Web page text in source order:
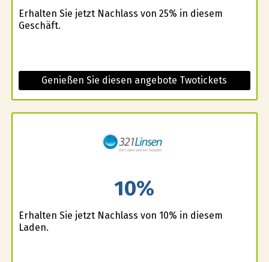
Erhalten Sie jetzt Nachlass von 25% in diesem
Geschäft.
Genießen Sie diesen angebote Twotickets
10%
Erhalten Sie jetzt Nachlass von 10% in diesem
Laden.